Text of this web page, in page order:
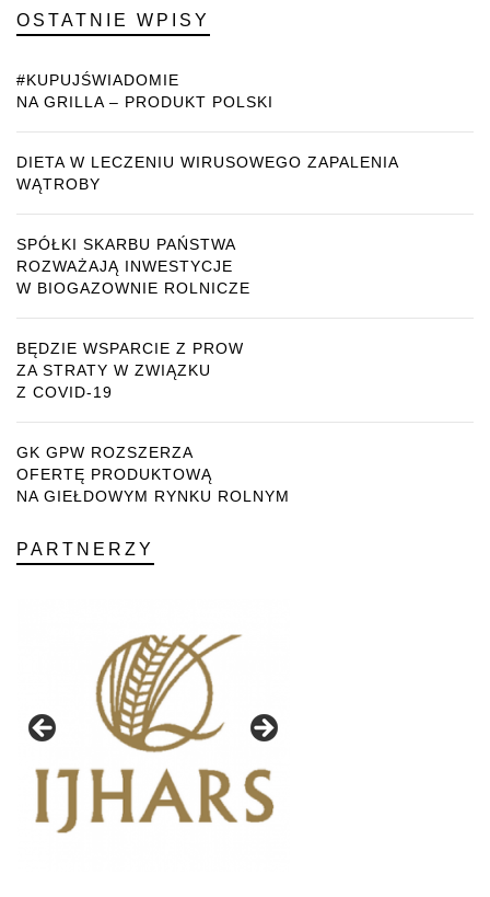
OSTATNIE WPISY
#KUPUJŚWIADOMIE
NA GRILLA – PRODUKT POLSKI
DIETA W LECZENIU WIRUSOWEGO ZAPALENIA
WĄTROBY
SPÓŁKI SKARBU PAŃSTWA
ROZWAŻAJĄ INWESTYCJE
W BIOGAZOWNIE ROLNICZE
BĘDZIE WSPARCIE Z PROW
ZA STRATY W ZWIĄZKU
Z COVID-19
GK GPW ROZSZERZA
OFERTĘ PRODUKTOWĄ
NA GIEŁDOWYM RYNKU ROLNYM
PARTNERZY